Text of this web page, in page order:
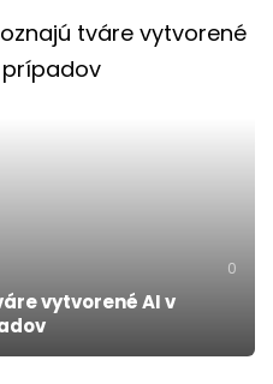
0
vytvorené AI v